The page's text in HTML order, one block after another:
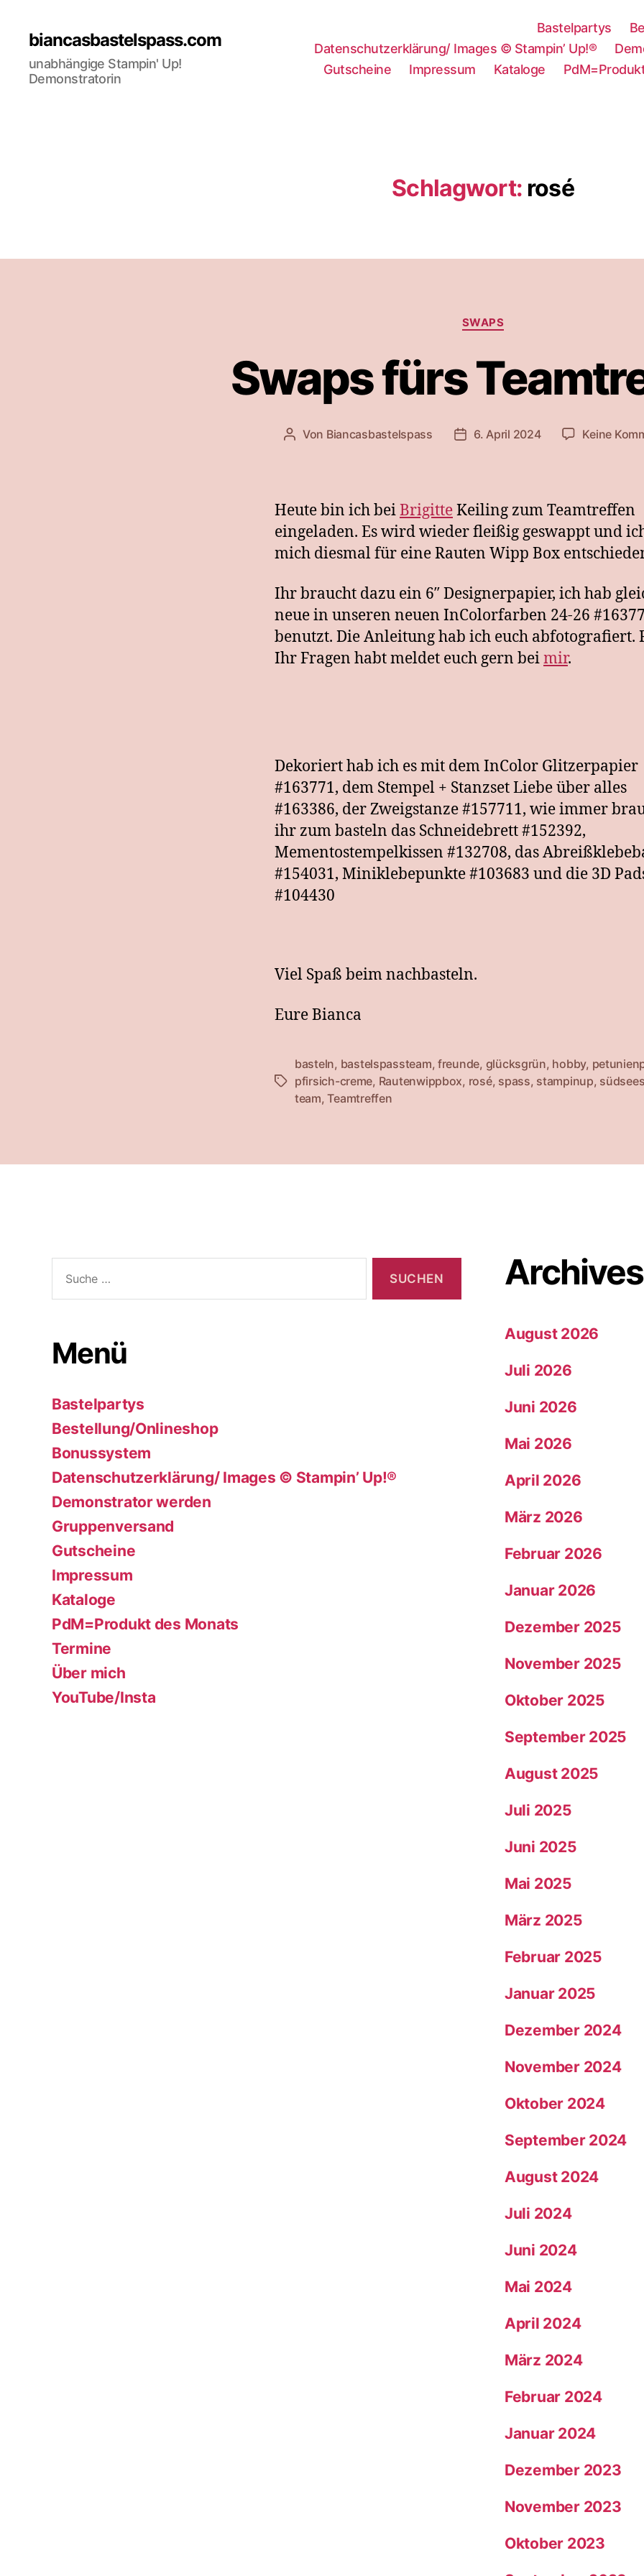
biancasbastelspass.com
unabhängige Stampin' Up!
Demonstratorin
Bastelpartys
Datenschutzerklärung/ Images © Stampin’ Up!®
Gutscheine
Impressum Kataloge
Schlagwort: rosé
Kategorien
SWAPS
Swaps fürs
Beitragsautor
Von Biancasbastelspass Beitragsdatum
6. April 2024 Keine
Heute bin ich beiBrigitteKeiling zum Teamtreffen
eingeladen. Es wird wieder fleißig geswappt und
mich diesmal für eine Rauten Wipp Box
Ihr braucht dazu ein 6″ Designerpapier, ich hab
neue in unseren neuen InColorfarben 24-26
benutzt. Die Anleitung hab ich euch abfotografiert.
Ihr Fragen habt meldet euch gern beimir.
Dekoriert hab ich es mit dem InColor Glitzerpapier
#163771, dem Stempel + Stanzset Liebe über alles
#163386, der Zweigstanze #157711, wie immer
ihr zum basteln das Schneidebrett #152392,
Mementostempelkissen #132708, das
#154031, Miniklebepunkte #103683 und die 3D
#104430
Viel Spaß beim nachbasteln.
Eure Bianca
Schlagwörter
basteln, bastelspassteam,freunde, glücksgrün, hobby,
pfirsich-creme, Rautenwippbox, rosé, spass, stampinup,
team,Teamtreffen
nach:
Menü
Bastelpartys
Bestellung/Onlineshop
Bonussystem
Datenschutzerklärung/ Images © Stampin’ Up!®
Demonstrator werden
Gruppenversand
Gutscheine
Impressum
Kataloge
PdM=Produkt des Monats
Termine
Über mich
YouTube/Insta
Archives
August 2026
Juli 2026
Juni 2026
Mai 2026
April 2026
März 2026
Februar 2026
Januar 2026
Dezember 2025
November 2025
Oktober 2025
September 2025
August 2025
Juli 2025
Juni 2025
Mai 2025
März 2025
Februar 2025
Januar 2025
Dezember 2024
November 2024
Oktober 2024
September 2024
August 2024
Juli 2024
Juni 2024
Mai 2024
April 2024
März 2024
Februar 2024
Januar 2024
Dezember 2023
November 2023
Oktober 2023